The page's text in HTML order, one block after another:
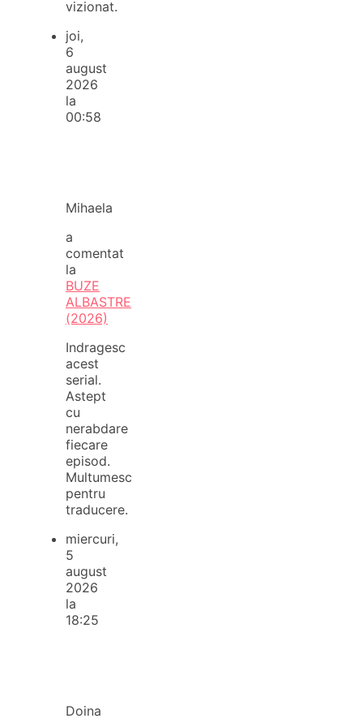
vizionat.
joi,
6
august
2026
la
00:58
Mihaela
a
comentat
la
BUZE
ALBASTRE
(2026)
Indragesc
acest
serial.
Astept
cu
nerabdare
fiecare
episod.
Multumesc
pentru
traducere.
miercuri,
5
august
2026
la
18:25
Doina